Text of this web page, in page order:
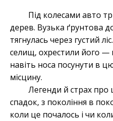
Під колесами авто
дерев. Вузька ґрунтова
тягнулась через густий
селищ, охрестили його —
навіть носа посунути в
місцину.
Легенди й страх про
спадок, з покоління в
коли це почалось і чи